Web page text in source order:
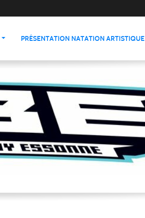
PRÉSENTATION NATATION ARTISTIQUE